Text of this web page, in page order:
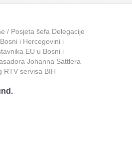
/ Posjeta šefa Delegacije
i Hercegovini i
EU u Bosni i
Johanna Sattlera
RTV servisa BIH